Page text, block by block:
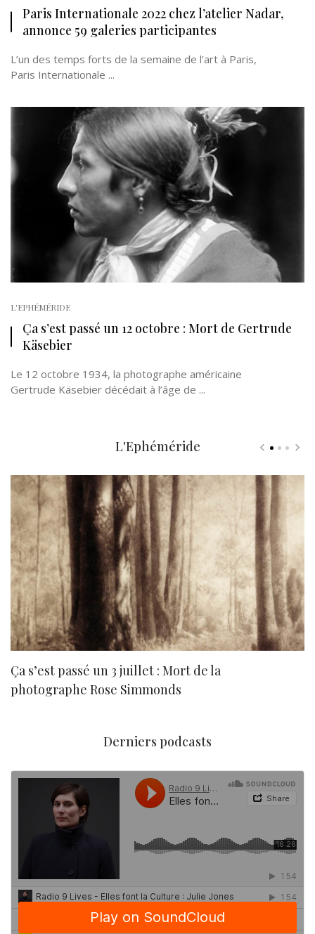
Paris Internationale 2022 chez l’atelier Nadar,
annonce 59 galeries participantes
L’un des temps forts de la semaine de l’art à Paris,
Paris Internationale ...
L'EPHÉMÉRIDE
Ça s’est passé un 12 octobre : Mort de Gertrude
Käsebier
Le 12 octobre 1934, la photographe américaine
Gertrude Käsebier décédait à l’âge de ...
L'Ephéméride
Ça s’est passé un 3 juillet : Mort de la
photographe Rose Simmonds
Derniers podcasts